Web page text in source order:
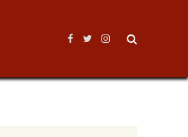
Facebook
TwitterInstagram